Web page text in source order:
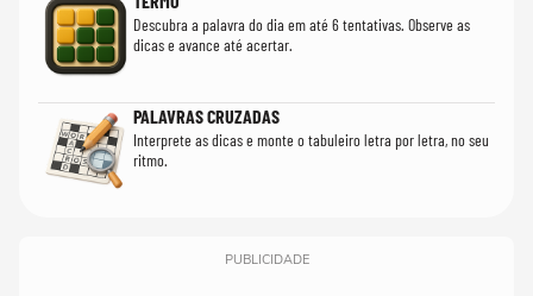
Descubra a palavra do dia em até 6 tentativas. Observe as
dicas e avance até acertar.
PALAVRAS CRUZADAS
Interprete as dicas e monte o tabuleiro letra por letra, no seu
ritmo.
PUBLICIDADE